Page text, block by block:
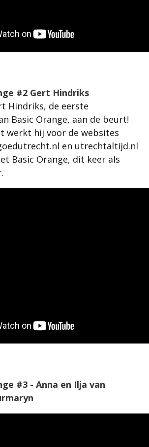
#2 Gert Hindriks
Hindriks, de eerste
Basic Orange, aan de beurt!
werkt hij voor de websites
en utrechtaltijd.nl
Basic Orange, dit keer als
#3 - Anna en Ilja van